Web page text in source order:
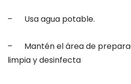
– Usa agua potable.
– Mantén el área de
limpia y desinfecta